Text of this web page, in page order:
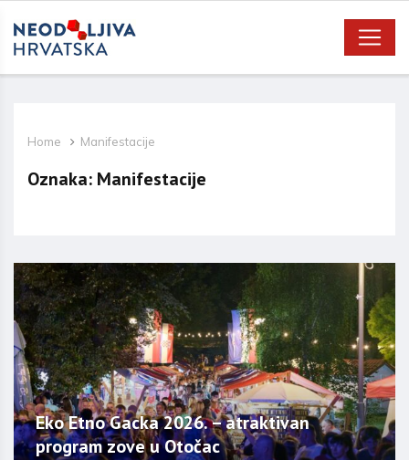
Home Manifestacije
Oznaka: Manifestacije
Eko Etno Gacka 2026. – atraktivan
program zove u Otočac